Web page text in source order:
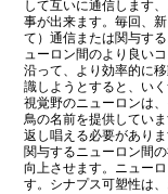
して互いに通信します
事が出来ます。毎回、
て）通信または関与す
ューロン間のより良い
沿って、より効率的に
識しようとすると、い
視覚野のニューロンは
鳥の名前を提供してい
返し唱える必要があり
関与するニューロン間
向上させます。ニュー
す。シナプス可塑性は